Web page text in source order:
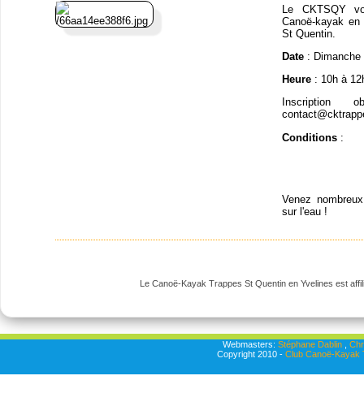
Le CKTSQY
Canoë-kayak
St Quentin.
Date :
Heure : 10h à
Inscription
Conditions :
Venez
sur l'eau !
Le Canoë-Kayak Trappes St Quentin en Yvelines est
Webmasters: Stéphane Dablin,
Copyright 2010 - Club Canoë-Kayak